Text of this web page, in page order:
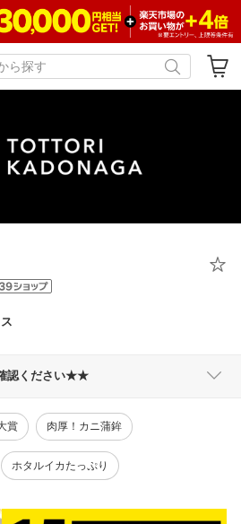
認ください★★
賞 肉厚！カニ蒲鉾
ホタルイカたっぷり